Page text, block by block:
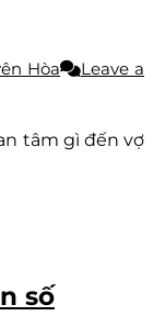
Hòa
Leave a
tâm gì đến vợ
số